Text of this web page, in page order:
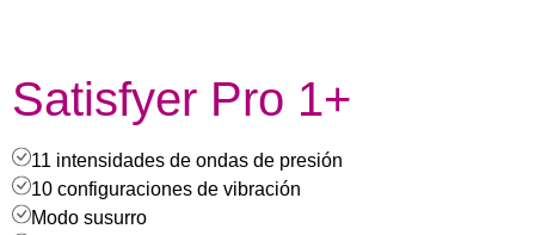
Satisfyer Pro 1+
11 intensidades de ondas de presión
10 configuraciones de vibración
Modo susurro